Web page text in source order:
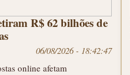
R$ 62 bilhões de
06/08/2026 - 18:42:47
online afetam